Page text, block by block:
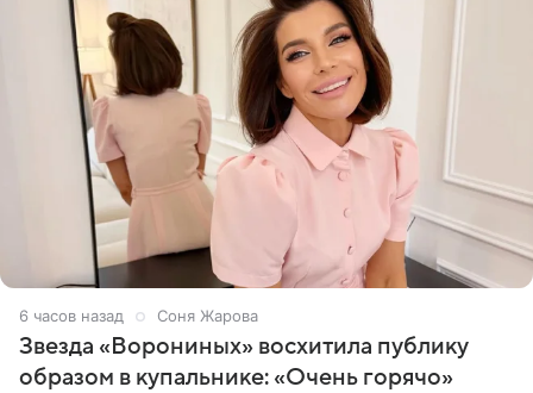
6 часов назад Соня Жарова
Звезда «Ворониных» восхитила публику
образом в купальнике: «Очень горячо»